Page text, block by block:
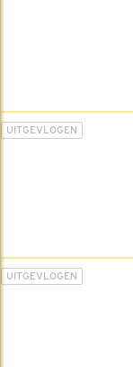
UITGEVLOGEN
UITGEVLOGEN